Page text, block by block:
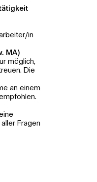
in
MA)
möglich,
Die
an einem
Fragen